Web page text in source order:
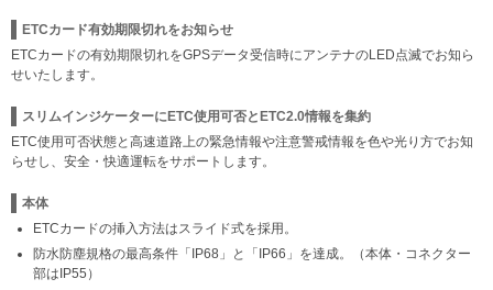
ETCカード有効期限切れをお知らせ
ETCカードの有効期限切れをGPSデータ受信時にアンテナのLED点滅でお知ら
せいたします。
スリムインジケーターにETC使用可否とETC2.0情報を集約
ETC使用可否状態と高速道路上の緊急情報や注意警戒情報を色や光り方でお知
らせし、安全・快適運転をサポートします。
本体
ETCカードの挿入方法はスライド式を採用。
防水防塵規格の最高条件「IP68」と「IP66」を達成。（本体・コネクター
部はIP55）